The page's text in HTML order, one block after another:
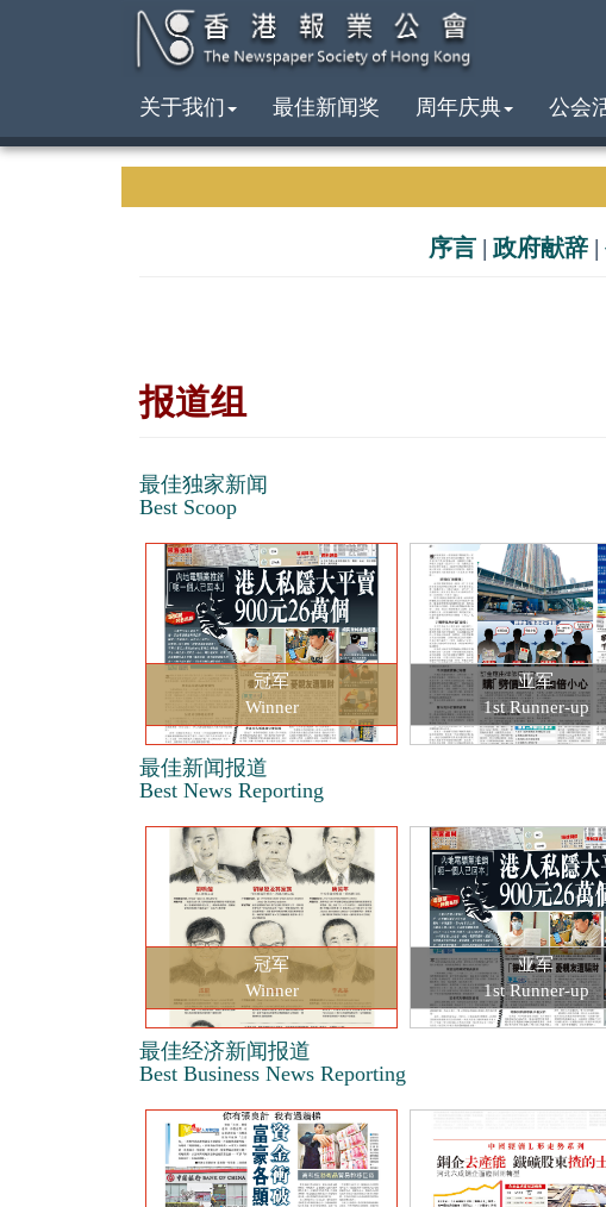
关于我们 最佳新闻奖 周年庆典 公会
序言 | 政府献辞 |
报道组
最佳独家新闻
Best Scoop
冠军
Winner
亚军
1st Runner-up
最佳新闻报道
Best News Reporting
冠军
Winner
亚军
1st Runner-up
最佳经济新闻报道
Best Business News Reporting